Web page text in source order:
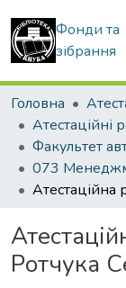
Фонди та
зібрання
Головна
Ротчука